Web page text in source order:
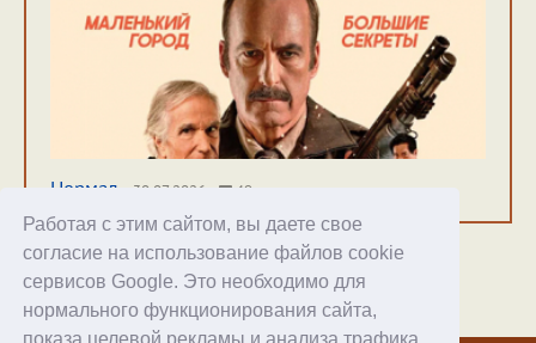
Работая с этим сайтом, вы даете свое
согласие на использование файлов cookie
сервисов Google. Это необходимо для
нормального функционирования сайта,
показа целевой рекламы и анализа трафика.
Нормал 30.07.2026 49
Хостинг